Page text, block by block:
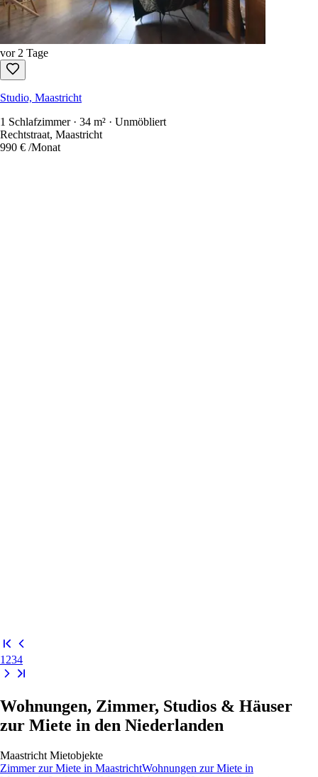
vor 2 Tage
Studio, Maastricht
1 Schlafzimmer · 34 m² · Unmöbliert
Rechtstraat, Maastricht
990 € /Monat
1 234
Wohnungen, Zimmer, Studios & Häuser
zur Miete in den Niederlanden
Maastricht Mietobjekte
Zimmer zur Miete in MaastrichtWohnungen zur Miete in